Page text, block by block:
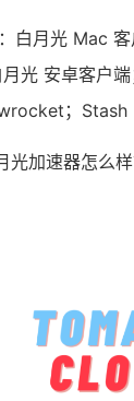
白月光 Mac
光 安卓客户
；Stash
光加速器怎么样